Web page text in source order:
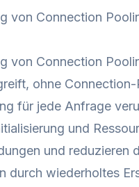
von Connection
von Connection
ohne
für jede Anfrage
und
und reduzieren
durch wiederholtes